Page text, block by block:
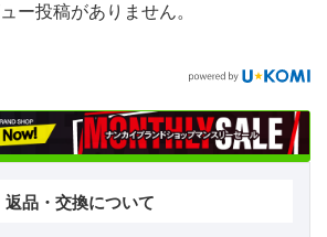
ー投稿がありません。
返品・交換について